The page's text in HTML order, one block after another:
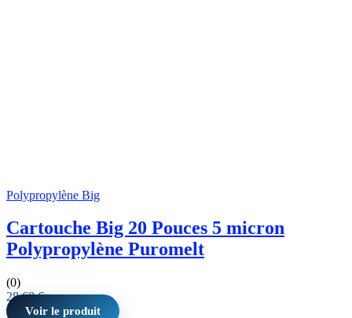
Polypropylène Big
Cartouche Big 20 Pouces 5 micron
Polypropylène Puromelt
(0)
28,68€
Voir le produit